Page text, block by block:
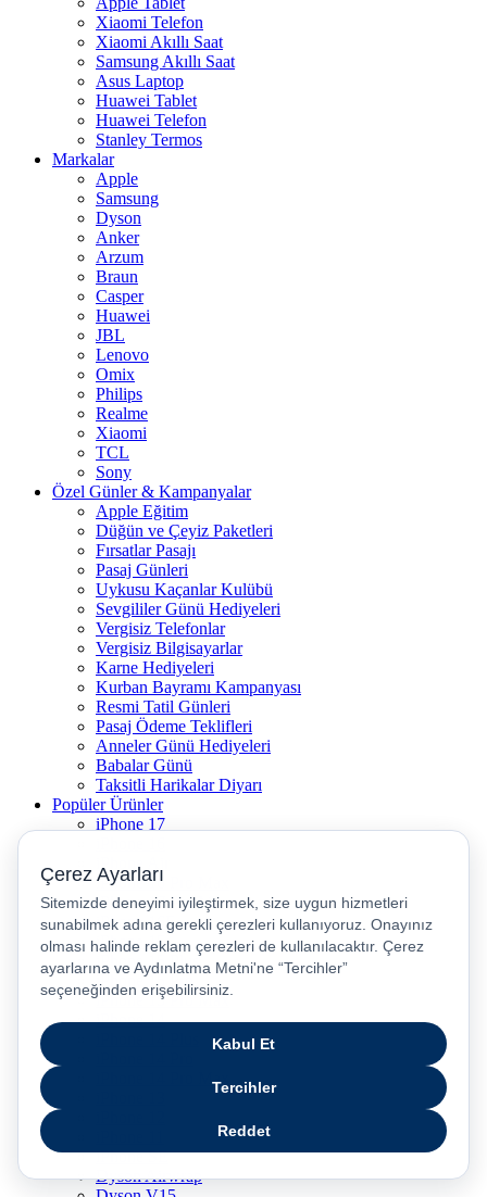
Xiaomi Telefon
Xiaomi Akıllı Saat
Samsung Akıllı Saat
Asus Laptop
Huawei Tablet
Huawei Telefon
Stanley Termos
Markalar
Apple
Samsung
Dyson
Anker
Arzum
Braun
Casper
Huawei
JBL
Lenovo
Omix
Philips
Realme
Xiaomi
TCL
Sony
Özel Günler & Kampanyalar
Apple Eğitim
Düğün ve Çeyiz Paketleri
Fırsatlar Pasajı
Pasaj Günleri
Uykusu Kaçanlar Kulübü
Sevgililer Günü Hediyeleri
Vergisiz Telefonlar
Vergisiz Bilgisayarlar
Karne Hediyeleri
Kurban Bayramı Kampanyası
Resmi Tatil Günleri
Pasaj Ödeme Teklifleri
Anneler Günü Hediyeleri
Babalar Günü
Taksitli Harikalar Diyarı
Popüler Ürünler
iPhone 17
iPhone Air
iPhone 16 Pro Max
iPhone 17 Pro Max
iPhone 16E
iPhone 15
iPhone 15 Plus
iPhone 15 Pro
iPhone 15 Pro Max
iPhone 14
iPhone 14 Pro Max
iPhone SE
Dyson Airwrap